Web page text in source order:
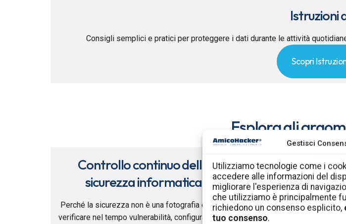
Gestisci
Utilizziamo tecnologie come i
accedere alle informazioni del
migliorare l'esperienza di
che utilizziamo è principalmente
richiedono un consenso esplicito,
tuo consenso.
Istruzioni
Consigli semplici e pratici per proteggere i dati durante le attività
Scopri
Esplora gli
Controllo continuo della
sicurezza informatica
Perché la sicurezza non è una fotografia e come
verificare nel tempo vulnerabilità, configurazioni e
Cultura della
informatica
Comportamenti, regole e
dipendenti, collaboratori e